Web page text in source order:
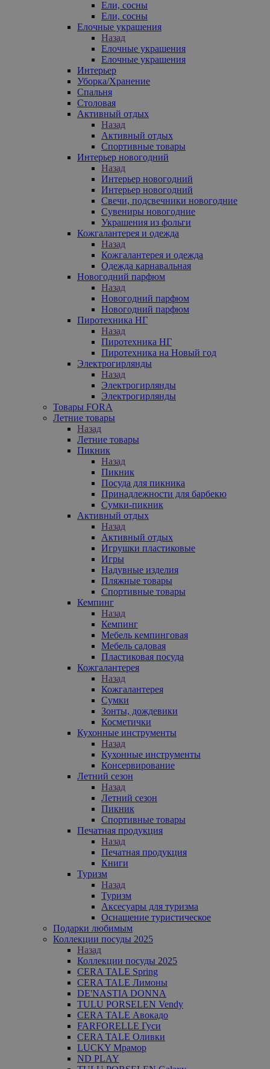
Ели, сосны
Ели, сосны
Елочные украшения
Назад
Елочные украшения
Елочные украшения
Интерьер
Уборка/Хранение
Спальня
Столовая
Активный отдых
Назад
Активный отдых
Спортивные товары
Интерьер новогодний
Назад
Интерьер новогодний
Интерьер новогодний
Свечи, подсвечники новогодние
Сувениры новогодние
Украшения из фольги
Кожгалантерея и одежда
Назад
Кожгалантерея и одежда
Одежда карнавальная
Новогодний парфюм
Назад
Новогодний парфюм
Новогодний парфюм
Пиротехника НГ
Назад
Пиротехника НГ
Пиротехника на Новый год
Электрогирлянды
Назад
Электрогирлянды
Электрогирлянды
Товары FORA
Летние товары
Назад
Летние товары
Пикник
Назад
Пикник
Посуда для пикника
Принадлежности для барбекю
Сумки-пикник
Активный отдых
Назад
Активный отдых
Игрушки пластиковые
Игры
Надувные изделия
Пляжные товары
Спортивные товары
Кемпинг
Назад
Кемпинг
Мебель кемпинговая
Мебель садовая
Пластиковая посуда
Кожгалантерея
Назад
Кожгалантерея
Сумки
Зонты, дождевики
Косметички
Кухонные инструменты
Назад
Кухонные инструменты
Консервирование
Летний сезон
Назад
Летний сезон
Пикник
Спортивные товары
Печатная продукция
Назад
Печатная продукция
Книги
Туризм
Назад
Туризм
Аксесуары для туризма
Оснащение туристическое
Подарки любимым
Коллекции посуды 2025
Назад
Коллекции посуды 2025
CERA TALE Spring
CERA TALE Лимоны
DE'NASTIA DONNA
TULU PORSELEN Vendy
CERA TALE Авокадо
FARFORELLE Гуси
CERA TALE Оливки
LUCKY Мрамор
ND PLAY